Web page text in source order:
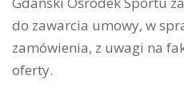
do zawarcia umowy, w
zamówienia, z uwagi na
oferty.